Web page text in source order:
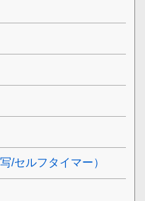
/セルフタイマー）